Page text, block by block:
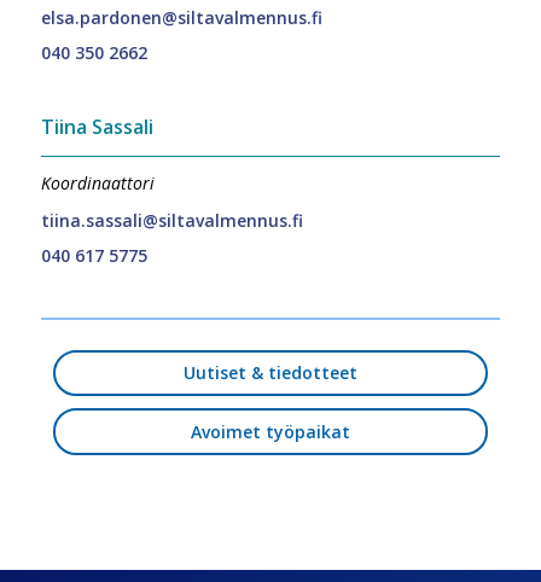
elsa.pardonen@siltavalmennus.fi
040 350 2662
Tiina Sassali
Koordinaattori
tiina.sassali@siltavalmennus.fi
040 617 5775
Uutiset & tiedotteet
Avoimet työpaikat